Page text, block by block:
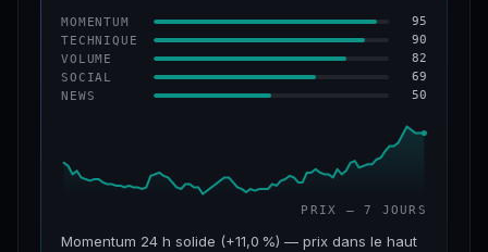
VS ATH
−93,6 %
CONFIANCE 64/100
MOMENTUM 95
TECHNIQUE 90
VOLUME 82
SOCIAL 69
NEWS 50
PRIX — 7 JOURS
Momentum 24 h solide (+11,0 %) — prix dans le haut